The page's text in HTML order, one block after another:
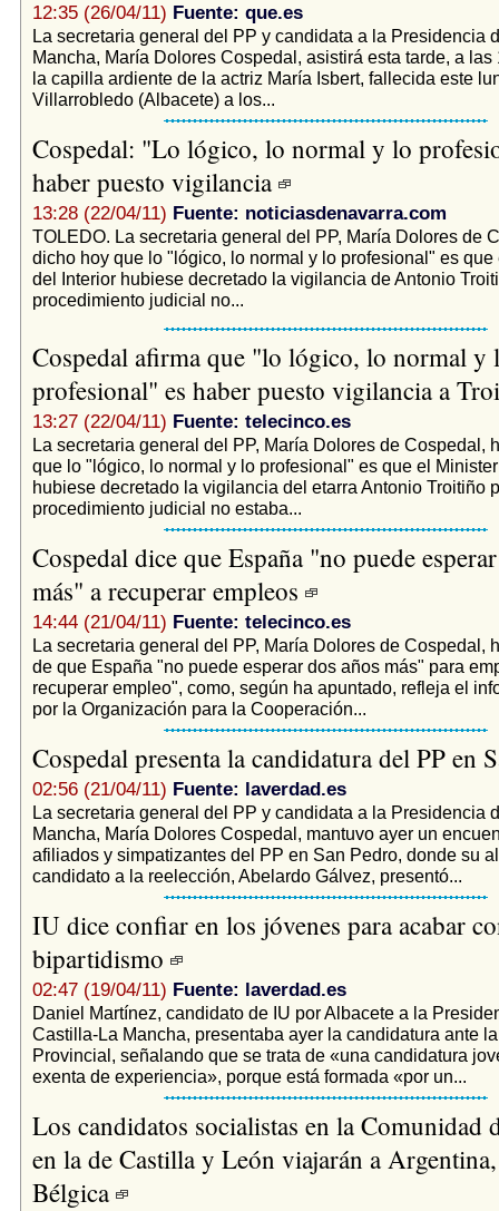
12:35 (26/04/11) Fuente: que.es
La secretaria general del PP y candidata a la Presidencia
Mancha, María Dolores Cospedal, asistirá esta tarde, a las
la capilla ardiente de la actriz María Isbert, fallecida este
Villarrobledo (Albacete) a los...
Cospedal: "Lo lógico, lo normal y lo
haber puesto vigilancia
13:28 (22/04/11) Fuente: noticiasdenavarra.com
TOLEDO. La secretaria general del PP, María Dolores de
dicho hoy que lo "lógico, lo normal y lo profesional" es que
del Interior hubiese decretado la vigilancia de Antonio
procedimiento judicial no...
Cospedal afirma que "lo lógico, lo normal y
profesional" es haber puesto vigilancia a
13:27 (22/04/11) Fuente: telecinco.es
La secretaria general del PP, María Dolores de Cospedal,
que lo "lógico, lo normal y lo profesional" es que el
hubiese decretado la vigilancia del etarra Antonio Troitiño
procedimiento judicial no estaba...
Cospedal dice que España "no puede
más" a recuperar empleos
14:44 (21/04/11) Fuente: telecinco.es
La secretaria general del PP, María Dolores de Cospedal,
de que España "no puede esperar dos años más" para
recuperar empleo", como, según ha apuntado, refleja el
por la Organización para la Cooperación...
Cospedal presenta la candidatura del PP en
02:56 (21/04/11) Fuente: laverdad.es
La secretaria general del PP y candidata a la Presidencia
Mancha, María Dolores Cospedal, mantuvo ayer un
afiliados y simpatizantes del PP en San Pedro, donde su
candidato a la reelección, Abelardo Gálvez, presentó...
IU dice confiar en los jóvenes para acabar
bipartidismo
02:47 (19/04/11) Fuente: laverdad.es
Daniel Martínez, candidato de IU por Albacete a la
Castilla-La Mancha, presentaba ayer la candidatura ante
Provincial, señalando que se trata de «una candidatura
exenta de experiencia», porque está formada «por un...
Los candidatos socialistas en la Comunidad
en la de Castilla y León viajarán a
Bélgica